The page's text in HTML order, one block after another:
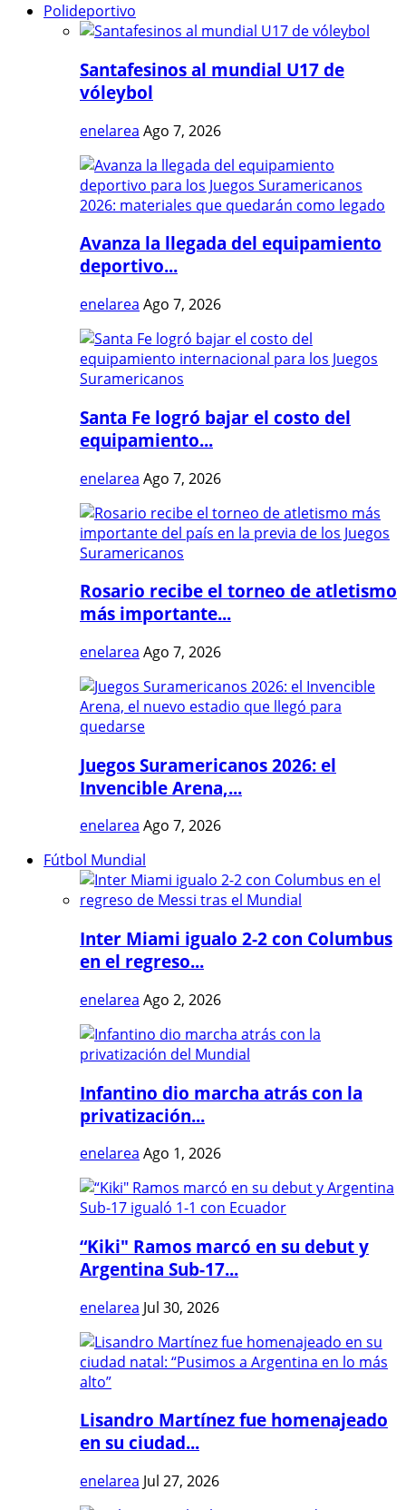
Polideportivo
Santafesinos al mundial U17 de
vóleybol
enelarea Ago 7, 2026
Avanza la llegada del equipamiento
deportivo...
enelarea Ago 7, 2026
Santa Fe logró bajar el costo del
equipamiento...
enelarea Ago 7, 2026
Rosario recibe el torneo de atletismo
más importante...
enelarea Ago 7, 2026
Juegos Suramericanos 2026: el
Invencible Arena,...
enelarea Ago 7, 2026
Fútbol Mundial
Inter Miami igualo 2-2 con Columbus
en el regreso...
enelarea Ago 2, 2026
Infantino dio marcha atrás con la
privatización...
enelarea Ago 1, 2026
“Kiki" Ramos marcó en su debut y
Argentina Sub-17...
enelarea Jul 30, 2026
Lisandro Martínez fue homenajeado
en su ciudad...
enelarea Jul 27, 2026